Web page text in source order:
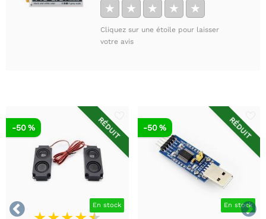
★ ★ ★ ★ ★
Cliquez sur une étoile pour laisser
votre avis


RÉDUIT
En stock
-50 % RÉDUIT
En stock
-50 %